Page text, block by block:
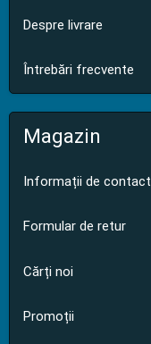
Despre livrare
Întrebări frecvente
Magazin
Informații de contact
Formular de retur
Cărți noi
Promoții